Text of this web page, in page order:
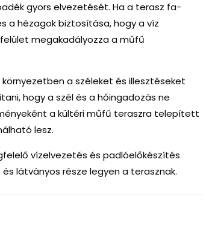
gyors elvezetését. Ha a terasz fa-
a hézagok biztosítása, hogy a víz
megakadályozza a műfű
a széleket és illesztéseket
hogy a szél és a hőingadozás ne
a kültéri műfű teraszra telepített
lesz.
vízelvezetés és padlóelőkészítés
látványos része legyen a terasznak.